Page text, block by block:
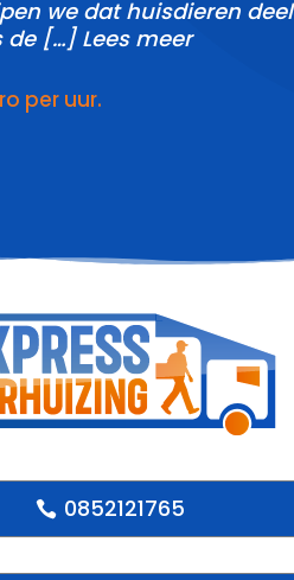
we dat huisdieren deel
[…] Lees meer
per uur.
0852121765